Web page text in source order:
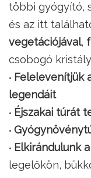
többi gyógyító,
és az itt
vegetációjával,
csobogó
Felelevenítjük
legendáit
Éjszakai túrát
Elkirándulunk
legelőkön,